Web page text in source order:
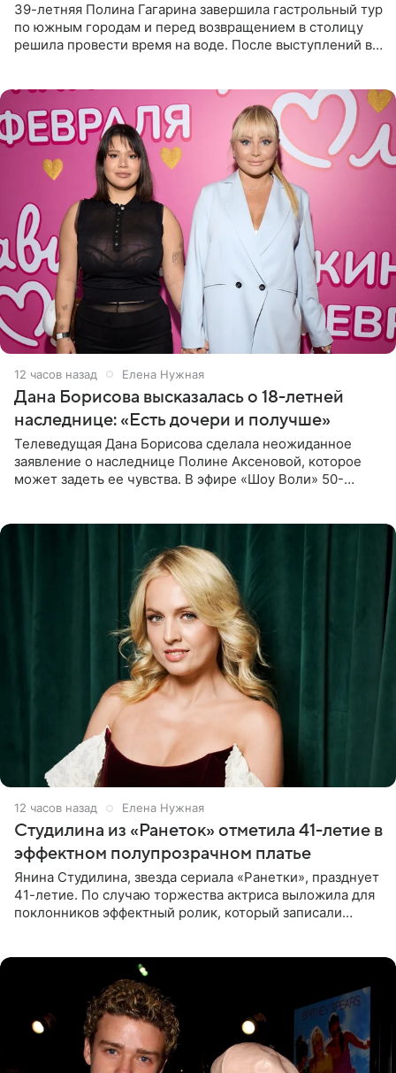
39-летняя Полина Гагарина завершила гастрольный тур
по южным городам и перед возвращением в столицу
решила провести время на воде. После выступлений в
12 часов назад Елена Нужная
Дана Борисова высказалась о 18-летней
наследнице: «Есть дочери и получше»
Телеведущая Дана Борисова сделала неожиданное
заявление о наследнице Полине Аксеновой, которое
может задеть ее чувства. В эфире «Шоу Воли» 50-
12 часов назад Елена Нужная
Студилина из «Ранеток» отметила 41-летие в
эффектном полупрозрачном платье
Янина Студилина, звезда сериала «Ранетки», празднует
41-летие. По случаю торжества актриса выложила для
поклонников эффектный ролик, который записали